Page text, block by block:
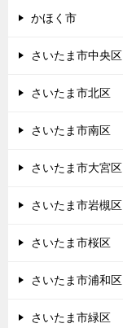
かほく市
さいたま市中央区
さいたま市北区
さいたま市南区
さいたま市大宮区
さいたま市岩槻区
さいたま市桜区
さいたま市浦和区
さいたま市緑区